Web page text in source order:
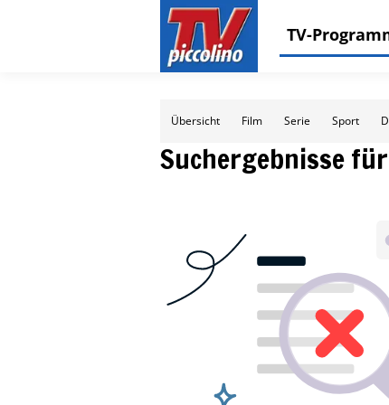
TV-
Übersicht Film Serie Sport
Suchergebnisse für